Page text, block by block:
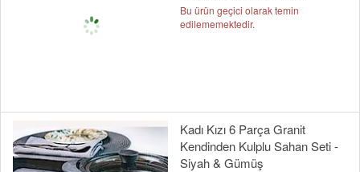
Bu ürün geçici olarak temin
edilememektedir.
Kadı Kızı 6 Parça Granit
Kendinden Kulplu Sahan Seti -
Siyah & Gümüş